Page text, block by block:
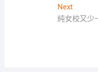
NextNext
post:
純女校又少